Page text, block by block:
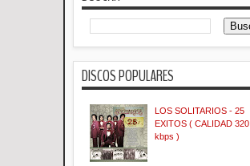
DISCOS POPULARES
LOS SOLITARIOS - 25
EXITOS ( CALIDAD 320
kbps )